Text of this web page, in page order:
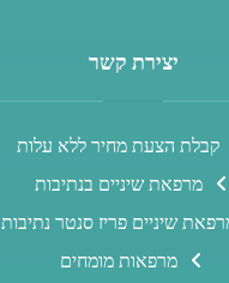
יצירת קשר
קבלת הצעת מחיר ללא עלות
מרפאת שיניים בנתיבות
שיניים פריז סנטר נתיבות
מרפאות מומחים